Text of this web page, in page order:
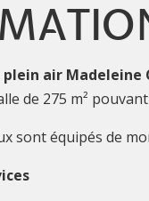
plein air Madeleine
de 275 m²
sont équipés de